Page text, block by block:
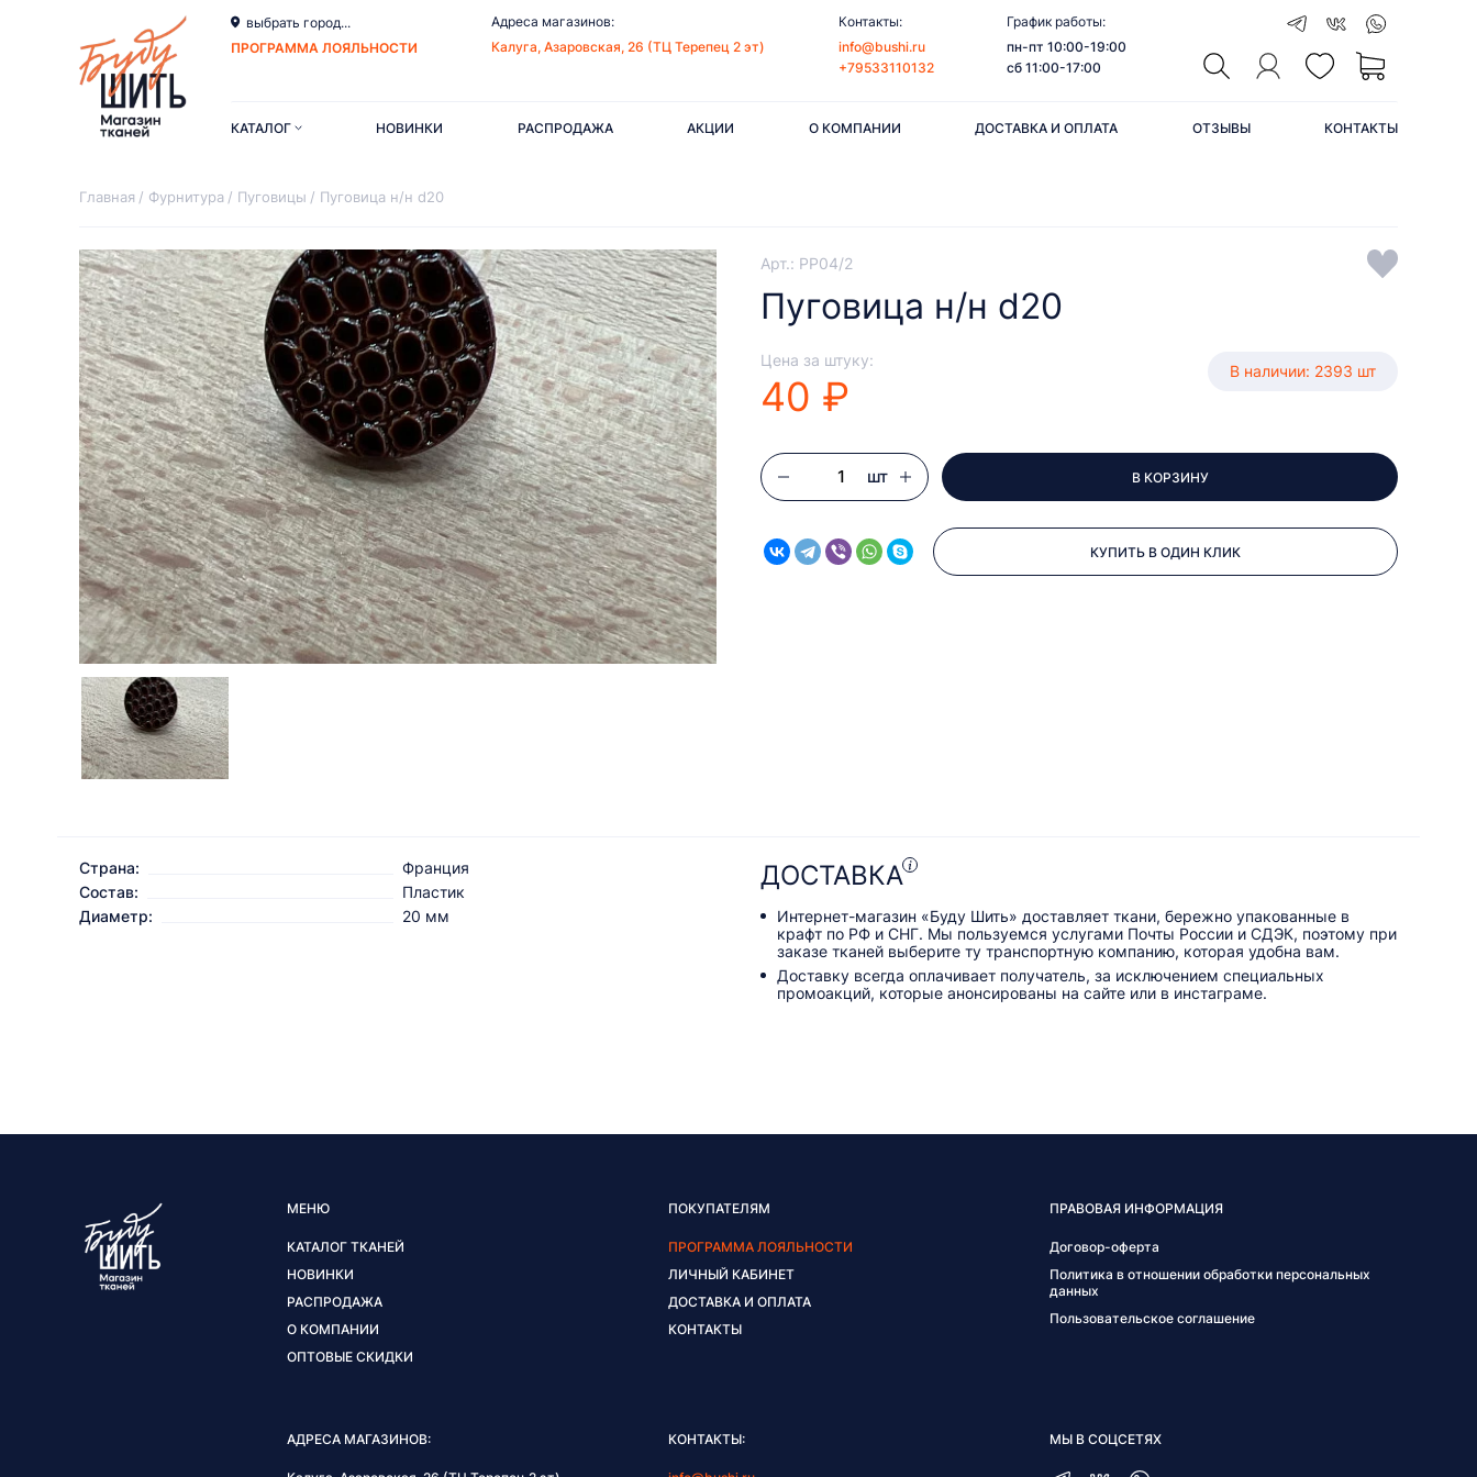
выбрать город...
ПРОГРАММА ЛОЯЛЬНОСТИ
Адреса магазинов:
Калуга, Азаровская, 26 (ТЦ Терепец 2 эт)
Контакты:
info@bushi.ru
+79533110132
График работы:
пн-пт 10:00-19:00
сб 11:00-17:00
КАТАЛОГ НОВИНКИ РАСПРОДАЖА АКЦИИ О КОМПАНИИ ДОСТАВКА И ОПЛАТА ОТЗЫВЫ КОНТАКТЫ
Главная Фурнитура Пуговицы Пуговица н/н d20
Арт.: PP04/2
Пуговица н/н d20
Цена за штуку:
40 ₽
В наличии: 2393 шт
шт В КОРЗИНУ
КУПИТЬ В ОДИН КЛИК
Страна:
Франция
Состав:
Пластик
Диаметр:
20 мм
ДОСТАВКА
Интернет-магазин «Буду Шить» доставляет ткани, бережно упакованные в
крафт по РФ и СНГ. Мы пользуемся услугами Почты России и СДЭК, поэтому при
заказе тканей выберите ту транспортную компанию, которая удобна вам.
Доставку всегда оплачивает получатель, за исключением специальных
промоакций, которые анонсированы на сайте или в инстаграме.
МЕНЮ
КАТАЛОГ ТКАНЕЙ
НОВИНКИ
РАСПРОДАЖА
О КОМПАНИИ
ОПТОВЫЕ СКИДКИ
ПОКУПАТЕЛЯМ
ПРОГРАММА ЛОЯЛЬНОСТИ
ЛИЧНЫЙ КАБИНЕТ
ДОСТАВКА И ОПЛАТА
КОНТАКТЫ
ПРАВОВАЯ ИНФОРМАЦИЯ
Договор-оферта
Политика в отношении обработки персональных
данных
Пользовательское соглашение
АДРЕСА МАГАЗИНОВ: КОНТАКТЫ: МЫ В СОЦСЕТЯХ